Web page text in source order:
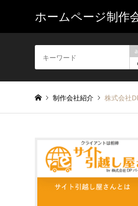
ホームページ制作
制作会社紹介 株式会社